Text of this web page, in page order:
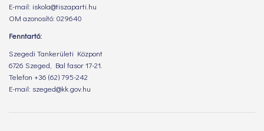
E-mail: iskola@tiszaparti.hu
OM azonosító: 029640
Fenntartó:
Szegedi Tankerületi Központ
6726 Szeged, Bal fasor 17-21.
Telefon +36 (62) 795-242
E-mail: szeged@kk.gov.hu